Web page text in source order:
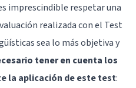
imprescindible respetar una
realizada con el Test
sea lo más objetiva y
tener en cuenta los
la aplicación de este test: